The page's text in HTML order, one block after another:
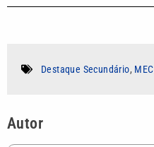
Destaque Secundário, MEC
Autor